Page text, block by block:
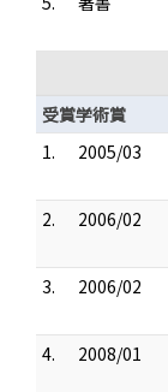
受賞学術賞
1.
2005/03
2.
2006/02
3.
2006/02
4.
2008/01